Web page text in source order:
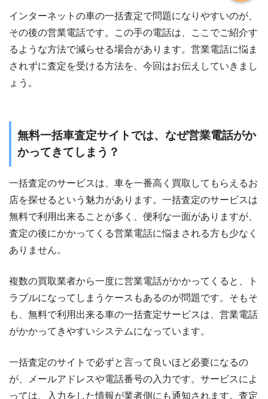
インターネットの車の一括査定で問題になりやすいのが、
その後の営業電話です。この手の電話は、ここでご紹介す
るような方法で減らせる場合があります。営業電話に悩ま
されずに査定を受ける方法を、今回はお伝えしていきまし
ょう。
無料一括車査定サイトでは、なぜ営業電話がか
かってきてしまう？
一括査定のサービスは、車を一番高く買取してもらえるお
店を探せるという魅力があります。一括査定のサービスは
無料で利用出来ることが多く、便利な一面がありますが、
査定の後にかかってくる営業電話に悩まされる方も少なく
ありません。
複数の買取業者から一度に営業電話がかかってくると、ト
ラブルになってしまうケースもあるのが問題です。そもそ
も、無料で利用出来る車の一括査定サービスは、営業電話
がかかってきやすいシステムになっています。
一括査定のサイトで必ずと言って良いほど必要になるの
が、メールアドレスや電話番号の入力です。サービスによ
っては、入力をした情報が業者側にも通知されます。査定